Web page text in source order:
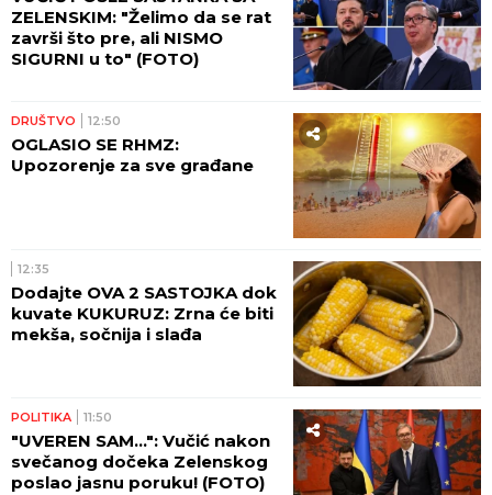
ZELENSKIM: "Želimo da se rat
završi što pre, ali NISMO
SIGURNI u to" (FOTO)
DRUŠTVO 12:50
OGLASIO SE RHMZ:
Upozorenje za sve građane
12:35
Dodajte OVA 2 SASTOJKA dok
kuvate KUKURUZ: Zrna će biti
mekša, sočnija i slađa
POLITIKA 11:50
"UVEREN SAM...": Vučić nakon
svečanog dočeka Zelenskog
poslao jasnu poruku! (FOTO)